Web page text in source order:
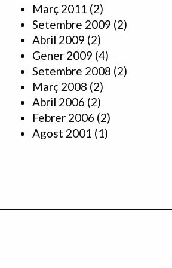
Març 2011 (2)
Setembre 2009 (2)
Abril 2009 (2)
Gener 2009 (4)
Setembre 2008 (2)
Març 2008 (2)
Abril 2006 (2)
Febrer 2006 (2)
Agost 2001 (1)